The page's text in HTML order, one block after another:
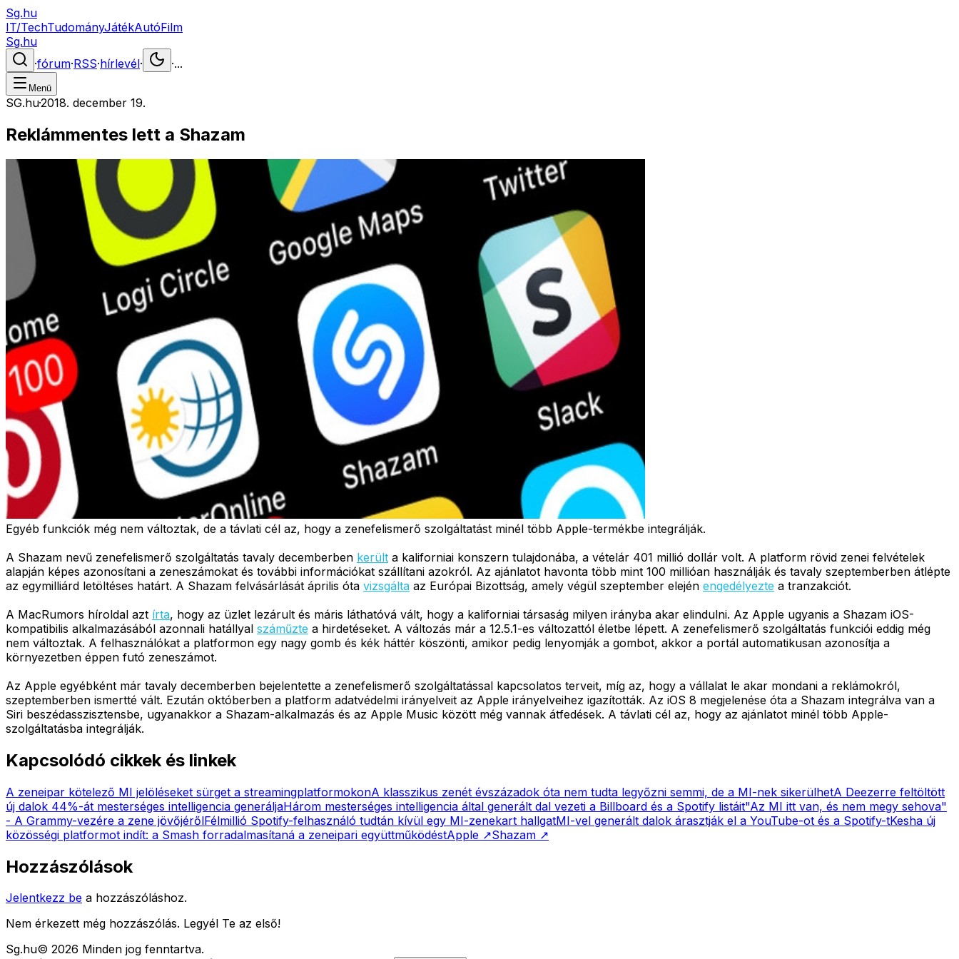
Sg.hu
IT/TechTudományJátékAutóFilm
Sg.hu
·fórum·RSS·hírlevél· ·...
Menü
SG.hu·2018. december 19.
Reklámmentes lett a Shazam
Egyéb funkciók még nem változtak, de a távlati cél az, hogy a zenefelismerő szolgáltatást minél több Apple-termékbe integrálják.
A Shazam nevű zenefelismerő szolgáltatás tavaly decemberben került a kaliforniai konszern tulajdonába, a vételár 401 millió dollár volt. A platform rövid zenei felvételek
alapján képes azonosítani a zeneszámokat és további információkat szállítani azokról. Az ajánlatot havonta több mint 100 millióan használják és tavaly szeptemberben átlépte
az egymilliárd letöltéses határt. A Shazam felvásárlását április óta vizsgálta az Európai Bizottság, amely végül szeptember elején engedélyezte a tranzakciót.
A MacRumors híroldal azt írta, hogy az üzlet lezárult és máris láthatóvá vált, hogy a kaliforniai társaság milyen irányba akar elindulni. Az Apple ugyanis a Shazam iOS-
kompatibilis alkalmazásából azonnali hatállyal száműzte a hirdetéseket. A változás már a 12.5.1-es változattól életbe lépett. A zenefelismerő szolgáltatás funkciói eddig még
nem változtak. A felhasználókat a platformon egy nagy gomb és kék háttér köszönti, amikor pedig lenyomják a gombot, akkor a portál automatikusan azonosítja a
környezetben éppen futó zeneszámot.
Az Apple egyébként már tavaly decemberben bejelentette a zenefelismerő szolgáltatással kapcsolatos terveit, míg az, hogy a vállalat le akar mondani a reklámokról,
szeptemberben ismertté vált. Ezután októberben a platform adatvédelmi irányelveit az Apple irányelveihez igazították. Az iOS 8 megjelenése óta a Shazam integrálva van a
Siri beszédasszisztensbe, ugyanakkor a Shazam-alkalmazás és az Apple Music között még vannak átfedések. A távlati cél az, hogy az ajánlatot minél több Apple-
szolgáltatásba integrálják.
Kapcsolódó cikkek és linkek
A zeneipar kötelező MI jelöléseket sürget a streamingplatformokonA klasszikus zenét évszázadok óta nem tudta legyőzni semmi, de a MI-nek sikerülhetA Deezerre feltöltött
új dalok 44%-át mesterséges intelligencia generáljaHárom mesterséges intelligencia által generált dal vezeti a Billboard és a Spotify listáit"Az MI itt van, és nem megy sehova"
- A Grammy-vezére a zene jövőjérőlFélmillió Spotify-felhasználó tudtán kívül egy MI-zenekart hallgatMI-vel generált dalok árasztják el a YouTube-ot és a Spotify-tKesha új
közösségi platformot indít: a Smash forradalmasítaná a zeneipari együttműködéstApple ↗Shazam ↗
Hozzászólások
Jelentkezz be a hozzászóláshoz.
Nem érkezett még hozzászólás. Legyél Te az első!
Sg.hu© 2026 Minden jog fenntartva.